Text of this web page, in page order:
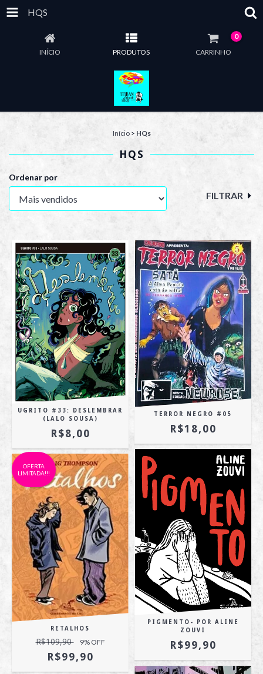
HQS
INÍCIO PRODUTOS CARRINHO
0
Início > HQs
HQS
Ordenar por
FILTRAR
UGRITO #33: DESLEMBRAR
(LALO SOUSA)
R$8,00
TERROR NEGRO #05
R$18,00
OFERTA
LIMITADA!!!
RETALHOS
R$109,90 9% OFF
R$99,90
PIGMENTO- POR ALINE
ZOUVI
R$99,90